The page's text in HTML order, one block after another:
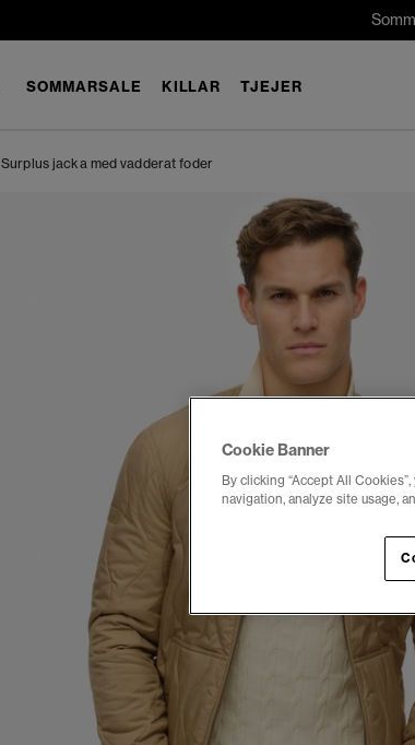
SOMMARSALE KILLAR TJEJER
Surplus jacka med vadderat foder
Cookie Banner
By clicking “Accept All
navigation, analyze site usage,